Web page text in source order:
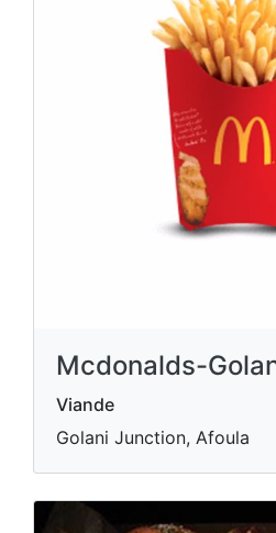
Mcdonalds-
Viande
Golani Junction, Afoula